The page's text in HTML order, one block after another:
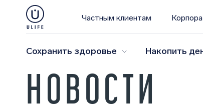
Частным клиентам
Сохранить здоровье Накопить
НОВОСТИ